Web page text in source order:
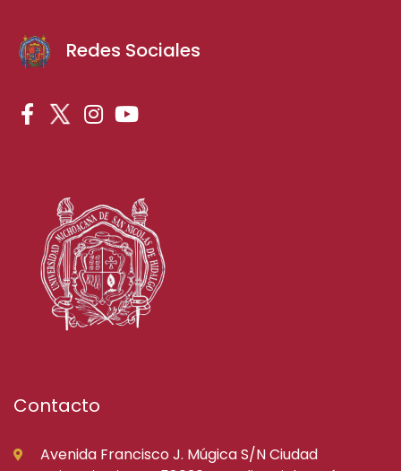
Redes Sociales
Contacto
Avenida Francisco J. Múgica S/N Ciudad